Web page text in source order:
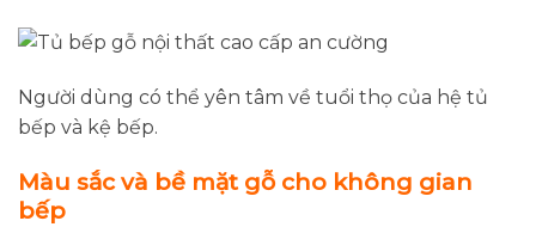
Người dùng có thể yên tâm về tuổi thọ của hệ tủ
bếp và kệ bếp.
Màu sắc và bề mặt gỗ cho không gian
bếp